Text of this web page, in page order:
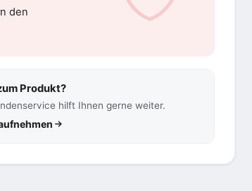
den
Produkt?
hilft Ihnen gerne weiter.